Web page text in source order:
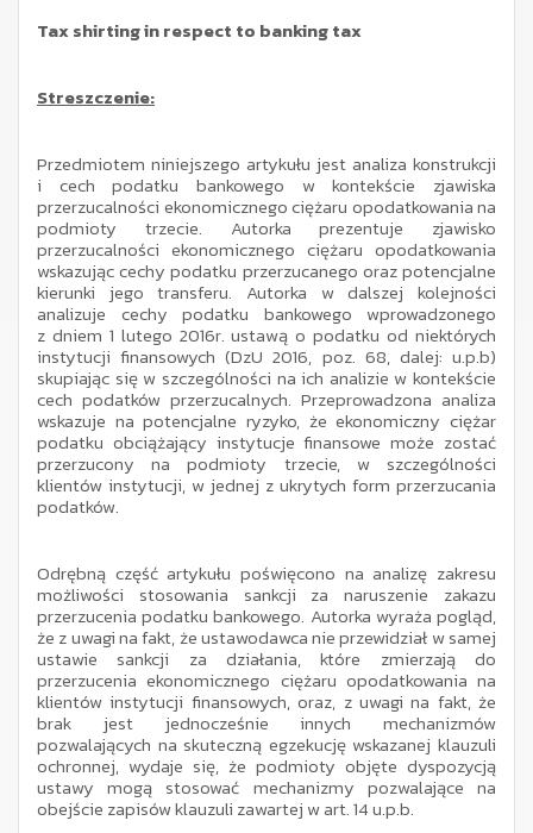
Tax shirting in respect to banking tax
Streszczenie:
Przedmiotem niniejszego artykułu jest analiza konstrukcji
i cech podatku bankowego w kontekście zjawiska
przerzucalności ekonomicznego ciężaru opodatkowania na
podmioty trzecie. Autorka prezentuje zjawisko
przerzucalności ekonomicznego ciężaru opodatkowania
wskazując cechy podatku przerzucanego oraz potencjalne
kierunki jego transferu. Autorka w dalszej kolejności
analizuje cechy podatku bankowego wprowadzonego
z dniem 1 lutego 2016r. ustawą o podatku od niektórych
instytucji finansowych (DzU 2016, poz. 68, dalej: u.p.b)
skupiając się w szczególności na ich analizie w kontekście
cech podatków przerzucalnych. Przeprowadzona analiza
wskazuje na potencjalne ryzyko, że ekonomiczny ciężar
podatku obciążający instytucje finansowe może zostać
przerzucony na podmioty trzecie, w szczególności
klientów instytucji, w jednej z ukrytych form przerzucania
podatków.
Odrębną część artykułu poświęcono na analizę zakresu
możliwości stosowania sankcji za naruszenie zakazu
przerzucenia podatku bankowego. Autorka wyraża pogląd,
że z uwagi na fakt, że ustawodawca nie przewidział w samej
ustawie sankcji za działania, które zmierzają do
przerzucenia ekonomicznego ciężaru opodatkowania na
klientów instytucji finansowych, oraz, z uwagi na fakt, że
brak jest jednocześnie innych mechanizmów
pozwalających na skuteczną egzekucję wskazanej klauzuli
ochronnej, wydaje się, że podmioty objęte dyspozycją
ustawy mogą stosować mechanizmy pozwalające na
obejście zapisów klauzuli zawartej w art. 14 u.p.b.